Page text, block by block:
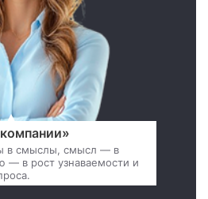
в смыслы, смысл — в
— в рост узнаваемости и